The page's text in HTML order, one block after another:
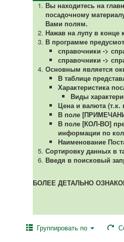
Вы находитесь на
посадочному
Вами полям.
Нажав на лупу в конце
В программе
справочники ->
справочники ->
Основным является
В таблице
Характеристика
Виды
Цена и валюта (т.к.
В поле
В поле [КОЛ-ВО]
информации по
Наименование
Сортировку данных в
Введя в поисковый
БОЛЕЕ ДЕТАЛЬНО
Группировать по